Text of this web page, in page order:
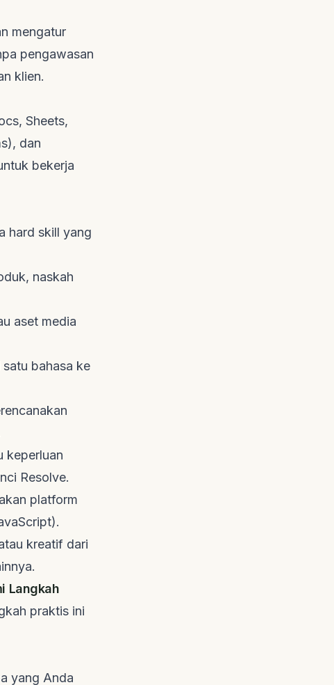
mengatur
pengawasan
klien.
Sheets,
dan
bekerja
hard skill yang
naskah
aset media
bahasa ke
keperluan
Resolve.
platform
kreatif dari
Langkah
praktis ini
yang Anda